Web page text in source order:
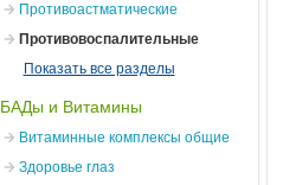
Противоастматические
Противовоспалительные
Показать все разделы
БАДы и Витамины
Витаминные комплексы общие
Здоровье глаз